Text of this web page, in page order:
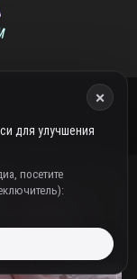
×
для улучшения
посетите